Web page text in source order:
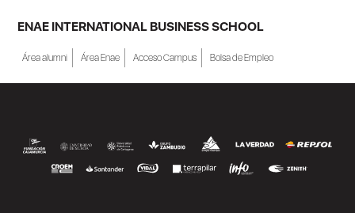
ENAE INTERNATIONAL BUSINESS SCHOOL
Área alumni Área Enae Acceso Campus Bolsa de Empleo